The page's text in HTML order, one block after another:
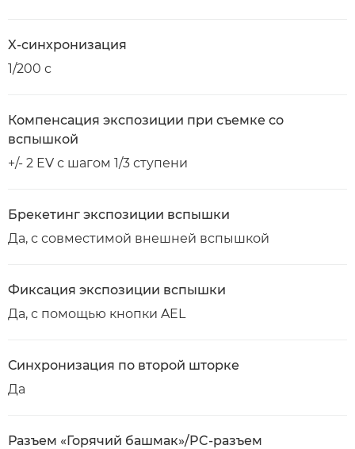
X-синхронизация
1/200 с
Компенсация экспозиции при съемке со
вспышкой
+/- 2 EV с шагом 1/3 ступени
Брекетинг экспозиции вспышки
Да, с совместимой внешней вспышкой
Фиксация экспозиции вспышки
Да, с помощью кнопки AEL
Синхронизация по второй шторке
Да
Разъем «Горячий башмак»/PC-разъем